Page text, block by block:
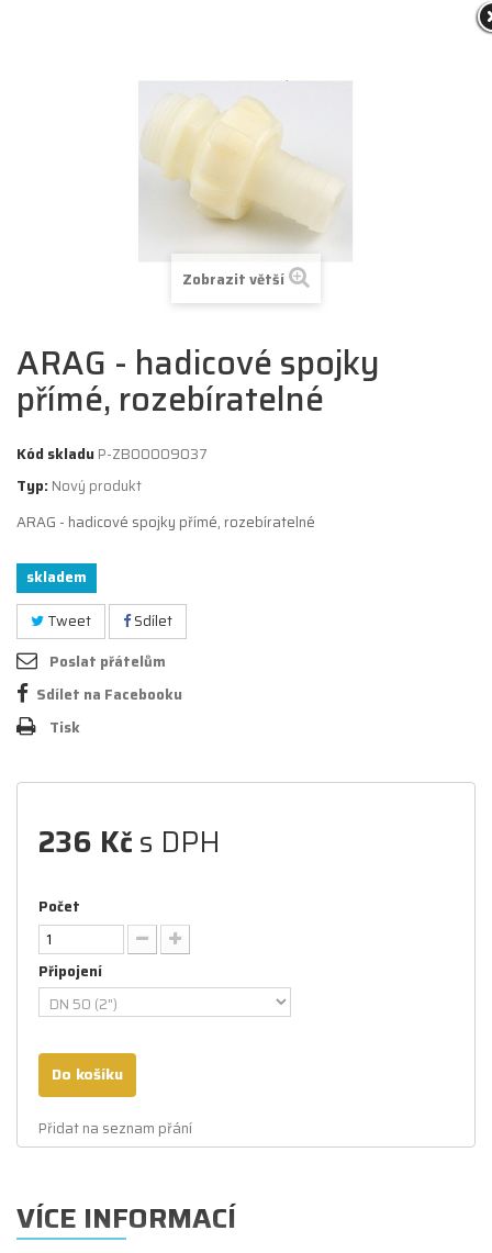
Zobrazit větší
ARAG - hadicové spojky
přímé, rozebíratelné
Kód skladu P-ZB00009037
Typ: Nový produkt
ARAG - hadicové spojky přímé, rozebíratelné
skladem
Tweet
Sdílet
Poslat přátelům
Sdílet na Facebooku
Tisk
236 Kčs DPH
Počet
Připojení
Do košíku
Přidat na seznam přání
VÍCE INFORMACÍ